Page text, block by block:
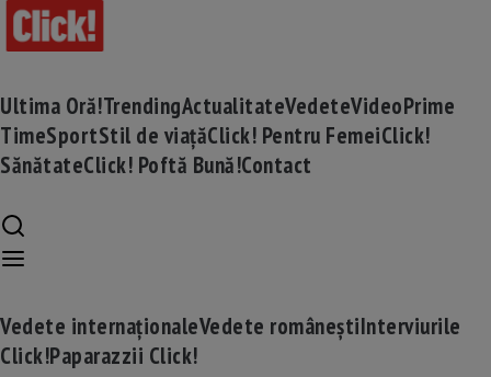
Ultima Oră!TrendingActualitateVedeteVideoPrime
TimeSportStil de viațăClick! Pentru FemeiClick!
SănătateClick! Poftă Bună!Contact
Vedete internaționaleVedete româneștiInterviurile
Click!Paparazzii Click!